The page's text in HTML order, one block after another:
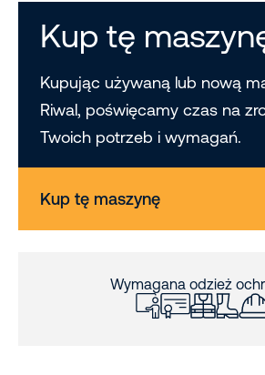
Kup tę
Kupując używaną lub nową
Riwal, poświęcamy czas na
Twoich potrzeb i wymagań.
Kup tę maszynę
Wymagana odzież